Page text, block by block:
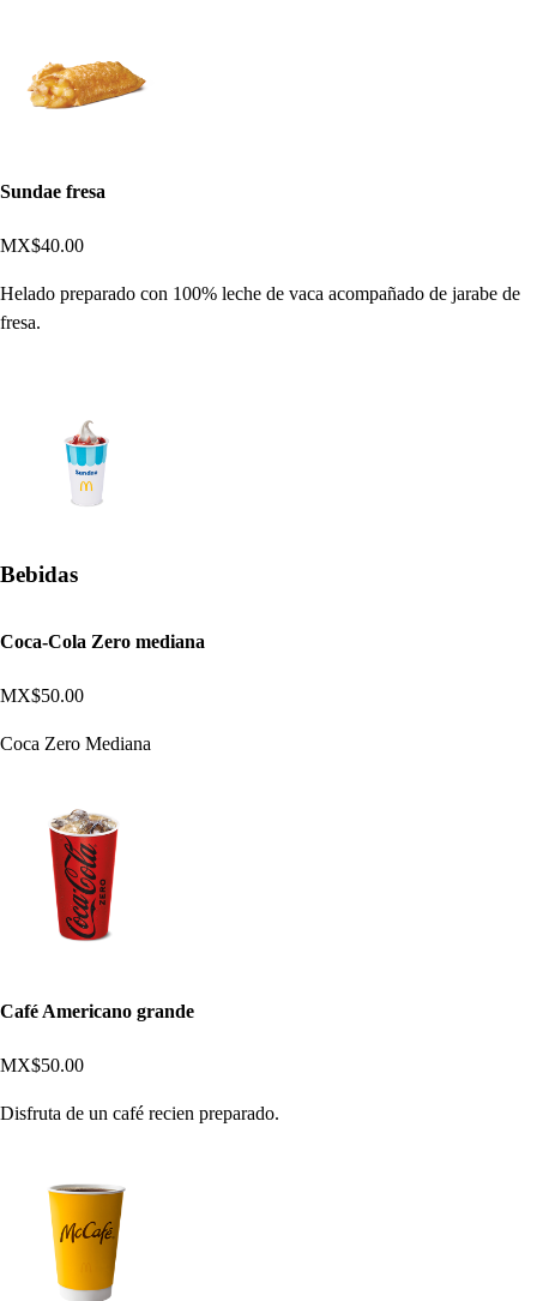
Sundae fresa
MX$40.00
Helado preparado con 100% leche de vaca acompañado de jarabe de
fresa.
Bebidas
Coca-Cola Zero mediana
MX$50.00
Coca Zero Mediana
Café Americano grande
MX$50.00
Disfruta de un café recien preparado.